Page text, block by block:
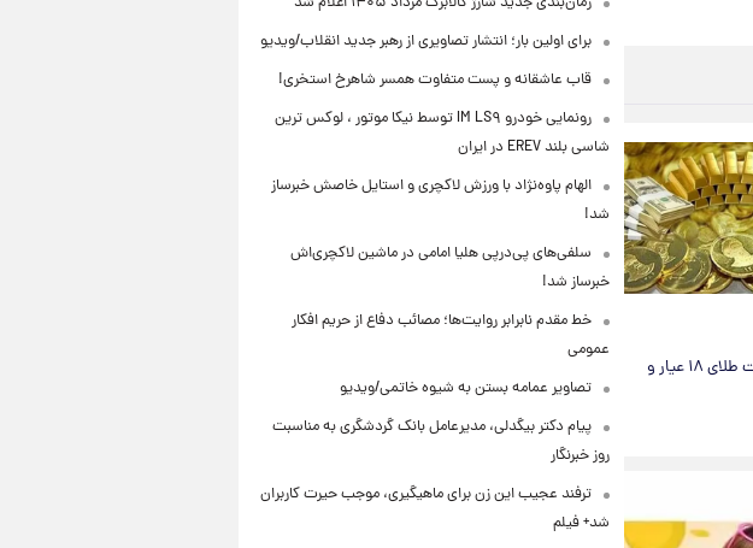
افزایش قیمت طلای ۱۸ عیار و
برای اولین بار؛ انتشار تصاویری از رهبر جدید انقلاب/ویدیو
قاب عاشقانه و پست متفاوت همسر شاهرخ استخری!
رونمایی خودرو IM LS۹ توسط نیکا موتور ، لوکس ترین
شاسی بلند EREV در ایران
الهام پاوه‌نژاد با ورزش لاکچری و استایل خاصش خبرساز
شد!
سلفی‌های پی‌درپی هلیا امامی در ماشین لاکچری‌اش
خبرساز شد!
خط مقدم نابرابر روایت‌ها؛ مصائب دفاع از حریم افکار
عمومی
تصاویر عمامه بستن به شیوه خاتمی/ویدیو
پیام دکتر بیگدلی، مدیرعامل بانک گردشگری به مناسبت
روز خبرنگار
ترفند عجیب این زن برای ماهیگیری، موجب حیرت کاربران
شد+ فیلم